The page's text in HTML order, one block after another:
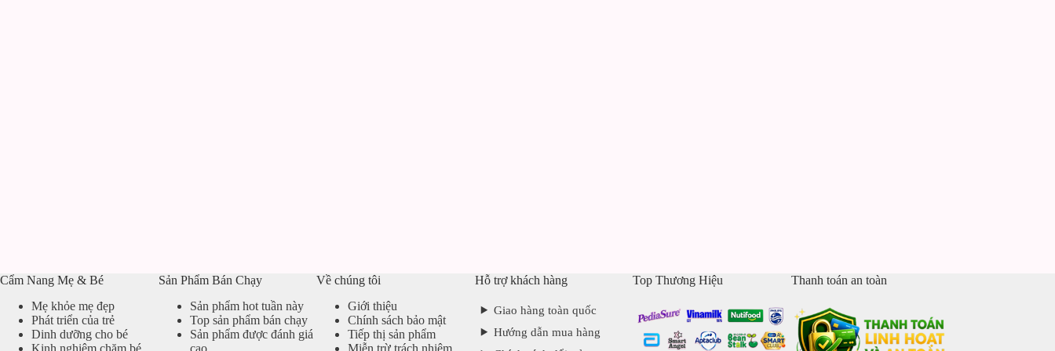
Cẩm Nang Mẹ & Bé
Mẹ khỏe mẹ đẹp
Phát triển của trẻ
Dinh dưỡng cho bé
Kinh nghiệm chăm bé
Sản Phẩm Bán Chạy
Sản phẩm hot tuần này
Top sản phẩm bán chạy
Sản phẩm được đánh giá
cao
Về chúng tôi
Giới thiệu
Chính sách bảo mật
Tiếp thị sản phẩm
Miễn trừ trách nhiệm
Hỗ trợ khách hàng
Giao hàng toàn quốc
Hướng dẫn mua hàng
Top Thương Hiệu Thanh toán an toàn